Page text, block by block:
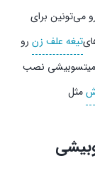
انجام می‌پذیرد. دو تیغه 3 پر و 2 پر رو می‌تونین برای
تیغه علف زن رو
میتسوبیشی نصب
مثل